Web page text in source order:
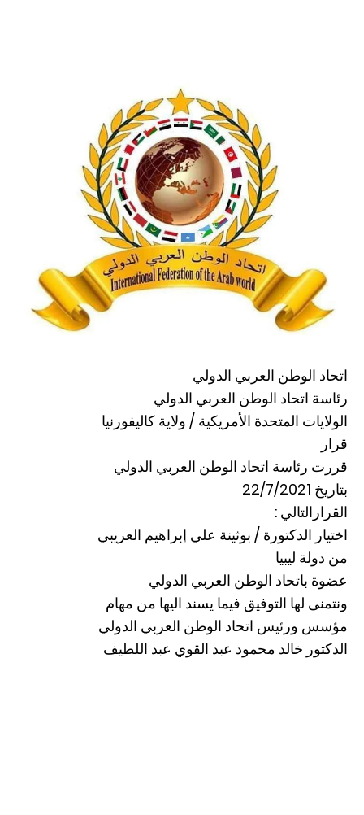
اتحاد الوطن العربي الدولي
رئاسة اتحاد الوطن العربي الدولي
الولايات المتحدة الأمريكية / ولاية كاليفورنيا
قرار
قررت رئاسة اتحاد الوطن العربي الدولي
بتاريخ 22/7/2021
القرارالتالي :
اختيار الدكتورة / بوثينة علي إبراهيم العريبي
من دولة ليبيا
عضوة باتحاد الوطن العربي الدولي
ونتمنى لها التوفيق فيما يسند اليها من مهام
مؤسس ورئيس اتحاد الوطن العربي الدولي
الدكتور خالد محمود عبد القوي عبد اللطيف